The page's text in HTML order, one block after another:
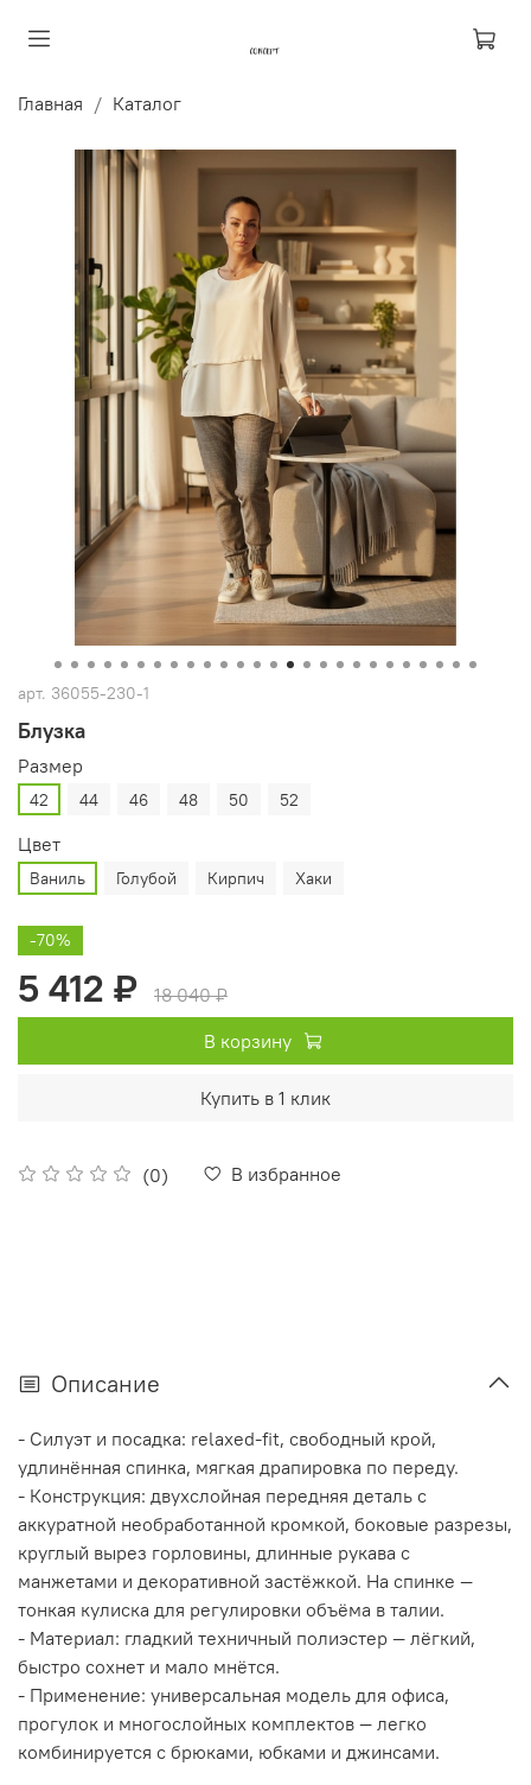
Главная Каталог
арт. 36055-230-1
Блузка
(0) В избранное
Размер
42 44 46 48 50 52
Цвет
Ваниль Голубой Кирпич Хаки
-70%
5 412 ₽
18 040 ₽
В корзину
Купить в 1 клик
Описание
- Силуэт и посадка: relaxed‑fit, свободный крой,
удлинённая спинка, мягкая драпировка по переду.
- Конструкция: двухслойная передняя деталь с
аккуратной необработанной кромкой, боковые разрезы,
круглый вырез горловины, длинные рукава с
манжетами и декоративной застёжкой. На спинке —
тонкая кулиска для регулировки объёма в талии.
- Материал: гладкий техничный полиэстер — лёгкий,
быстро сохнет и мало мнётся.
- Применение: универсальная модель для офиса,
прогулок и многослойных комплектов — легко
комбинируется с брюками, юбками и джинсами.